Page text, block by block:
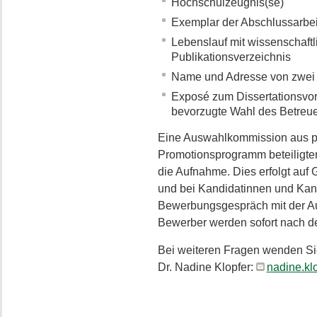
Hochschulzeugnis(se)
Exemplar der
Lebenslauf mit
Publikationsverzeichnis
Name und Adresse von
Exposé zum
bevorzugte Wahl des
Eine Auswahlkommission aus
Promotionsprogramm
die Aufnahme. Dies erfolgt auf
und bei Kandidatinnen und
Bewerbungsgespräch mit der
Bewerber werden sofort nach
Bei weiteren Fragen wenden
Dr. Nadine Klopfer: